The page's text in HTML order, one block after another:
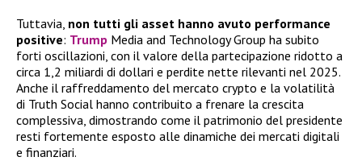
Tuttavia, non tutti gli asset hanno avuto performance
positive: Trump Media and Technology Group ha subito
forti oscillazioni, con il valore della partecipazione ridotto a
circa 1,2 miliardi di dollari e perdite nette rilevanti nel 2025.
Anche il raffreddamento del mercato crypto e la volatilità
di Truth Social hanno contribuito a frenare la crescita
complessiva, dimostrando come il patrimonio del presidente
resti fortemente esposto alle dinamiche dei mercati digitali
e finanziari.